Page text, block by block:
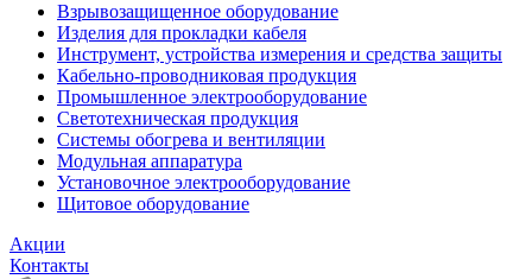
Взрывозащищенное оборудование
Изделия для прокладки кабеля
Инструмент, устройства измерения и средства защиты
Кабельно-проводниковая продукция
Промышленное электрооборудование
Светотехническая продукция
Системы обогрева и вентиляции
Модульная аппаратура
Установочное электрооборудование
Щитовое оборудование
Акции
Контакты